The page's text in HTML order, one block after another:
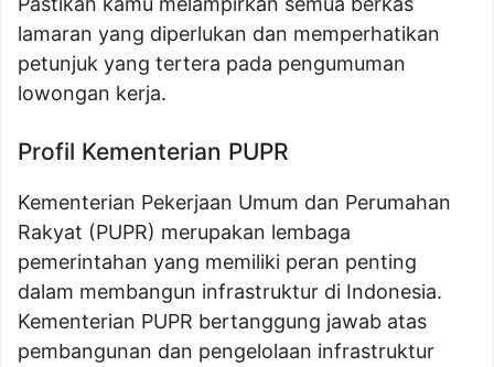
lamaran yang diperlukan dan memperhatikan
petunjuk yang tertera pada pengumuman
lowongan kerja.
Profil Kementerian PUPR
Kementerian Pekerjaan Umum dan Perumahan
Rakyat (PUPR) merupakan lembaga
pemerintahan yang memiliki peran penting
dalam membangun infrastruktur di Indonesia.
Kementerian PUPR bertanggung jawab atas
pembangunan dan pengelolaan infrastruktur